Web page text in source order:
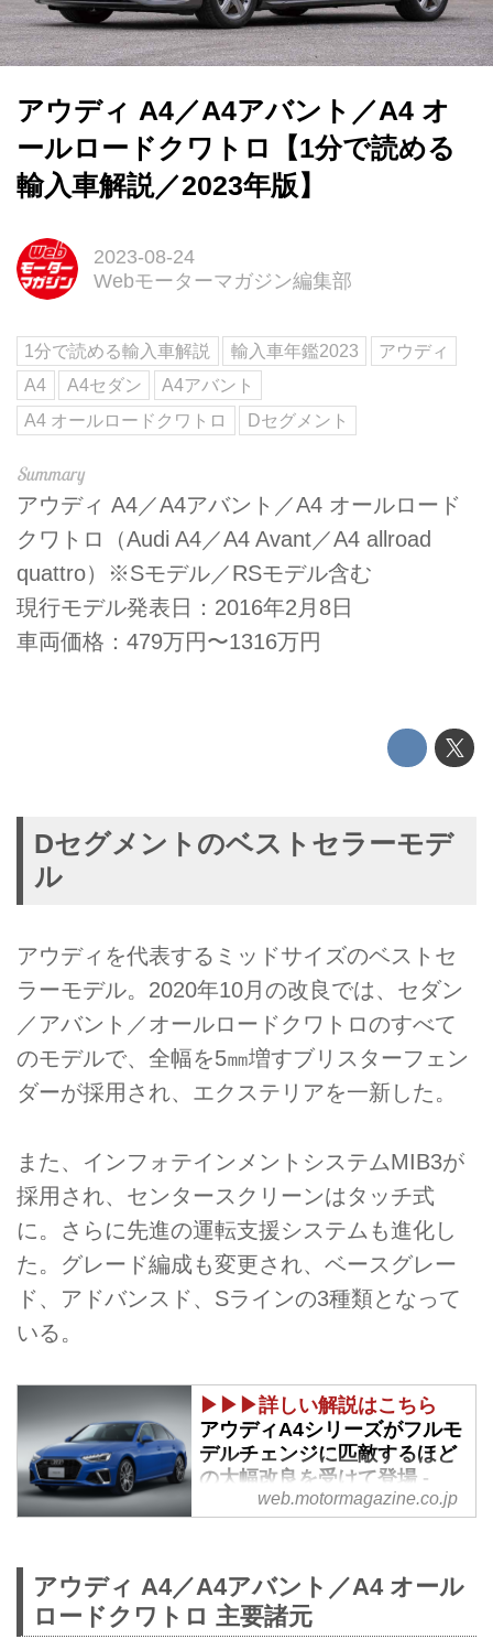
アウディ A4／A4アバント／A4 オ
ールロードクワトロ【1分で読める
輸入車解説／2023年版】
2023-08-24
Webモーターマガジン編集部
1分で読める輸入車解説 輸入車年鑑2023
アウディ
A4
A4セダン
A4アバント
A4 オールロードクワトロ
Dセグメント
アウディ A4／A4アバント／A4 オールロード
クワトロ（Audi A4／A4 Avant／A4 allroad
quattro）※Sモデル／RSモデル含む
現行モデル発表日：2016年2月8日
車両価格：479万円〜1316万円
Dセグメントのベストセラーモデ
ル
アウディを代表するミッドサイズのベストセ
ラーモデル。2020年10月の改良では、セダン
／アバント／オールロードクワトロのすべて
のモデルで、全幅を5㎜増すブリスターフェン
ダーが採用され、エクステリアを一新した。
また、インフォテインメントシステムMIB3が
採用され、センタースクリーンはタッチ式
に。さらに先進の運転支援システムも進化し
た。グレード編成も変更され、ベースグレー
ド、アドバンスド、Sラインの3種類となって
いる。
▶▶▶詳しい解説はこちら
アウディA4シリーズがフルモ
デルチェンジに匹敵するほど
の大幅改良を受けて登場 -
Webモーターマガジン
のフェイスリフトを発表、全国の
アウディ正規ディーラーで発売を
開始した。今回の改良は、A4セ
web.motormagazine.co.jp
アウディ A4／A4アバント／A4 オール
ロードクワトロ 主要諸元